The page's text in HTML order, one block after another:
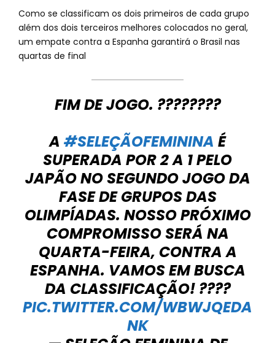
Como se classificam os dois primeiros de cada grupo
além dos dois terceiros melhores colocados no geral,
um empate contra a Espanha garantirá o Brasil nas
quartas de final
FIM DE JOGO. ????????
A #SELEÇÃOFEMININA É
SUPERADA POR 2 A 1 PELO
JAPÃO NO SEGUNDO JOGO DA
FASE DE GRUPOS DAS
OLIMPÍADAS. NOSSO PRÓXIMO
COMPROMISSO SERÁ NA
QUARTA-FEIRA, CONTRA A
ESPANHA. VAMOS EM BUSCA
DA CLASSIFICAÇÃO! ????
PIC.TWITTER.COM/WBWJQEDA
NK